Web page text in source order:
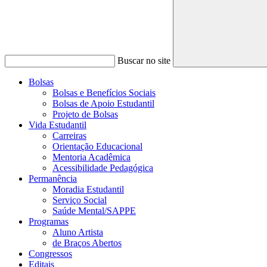
Buscar no site
Bolsas
Bolsas e Benefícios Sociais
Bolsas de Apoio Estudantil
Projeto de Bolsas
Vida Estudantil
Carreiras
Orientação Educacional
Mentoria Acadêmica
Acessibilidade Pedagógica
Permanência
Moradia Estudantil
Serviço Social
Saúde Mental/SAPPE
Programas
Aluno Artista
de Braços Abertos
Congressos
Editais